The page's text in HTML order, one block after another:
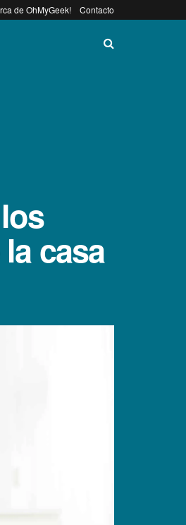
de OhMyGeek! Contacto
casa